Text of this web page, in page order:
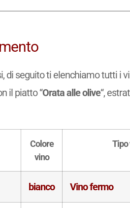
seguito ti elenchiamo tutti i
il piatto “Orata alle olive“,
Colore
vino
Tipo
bianco Vino fermo